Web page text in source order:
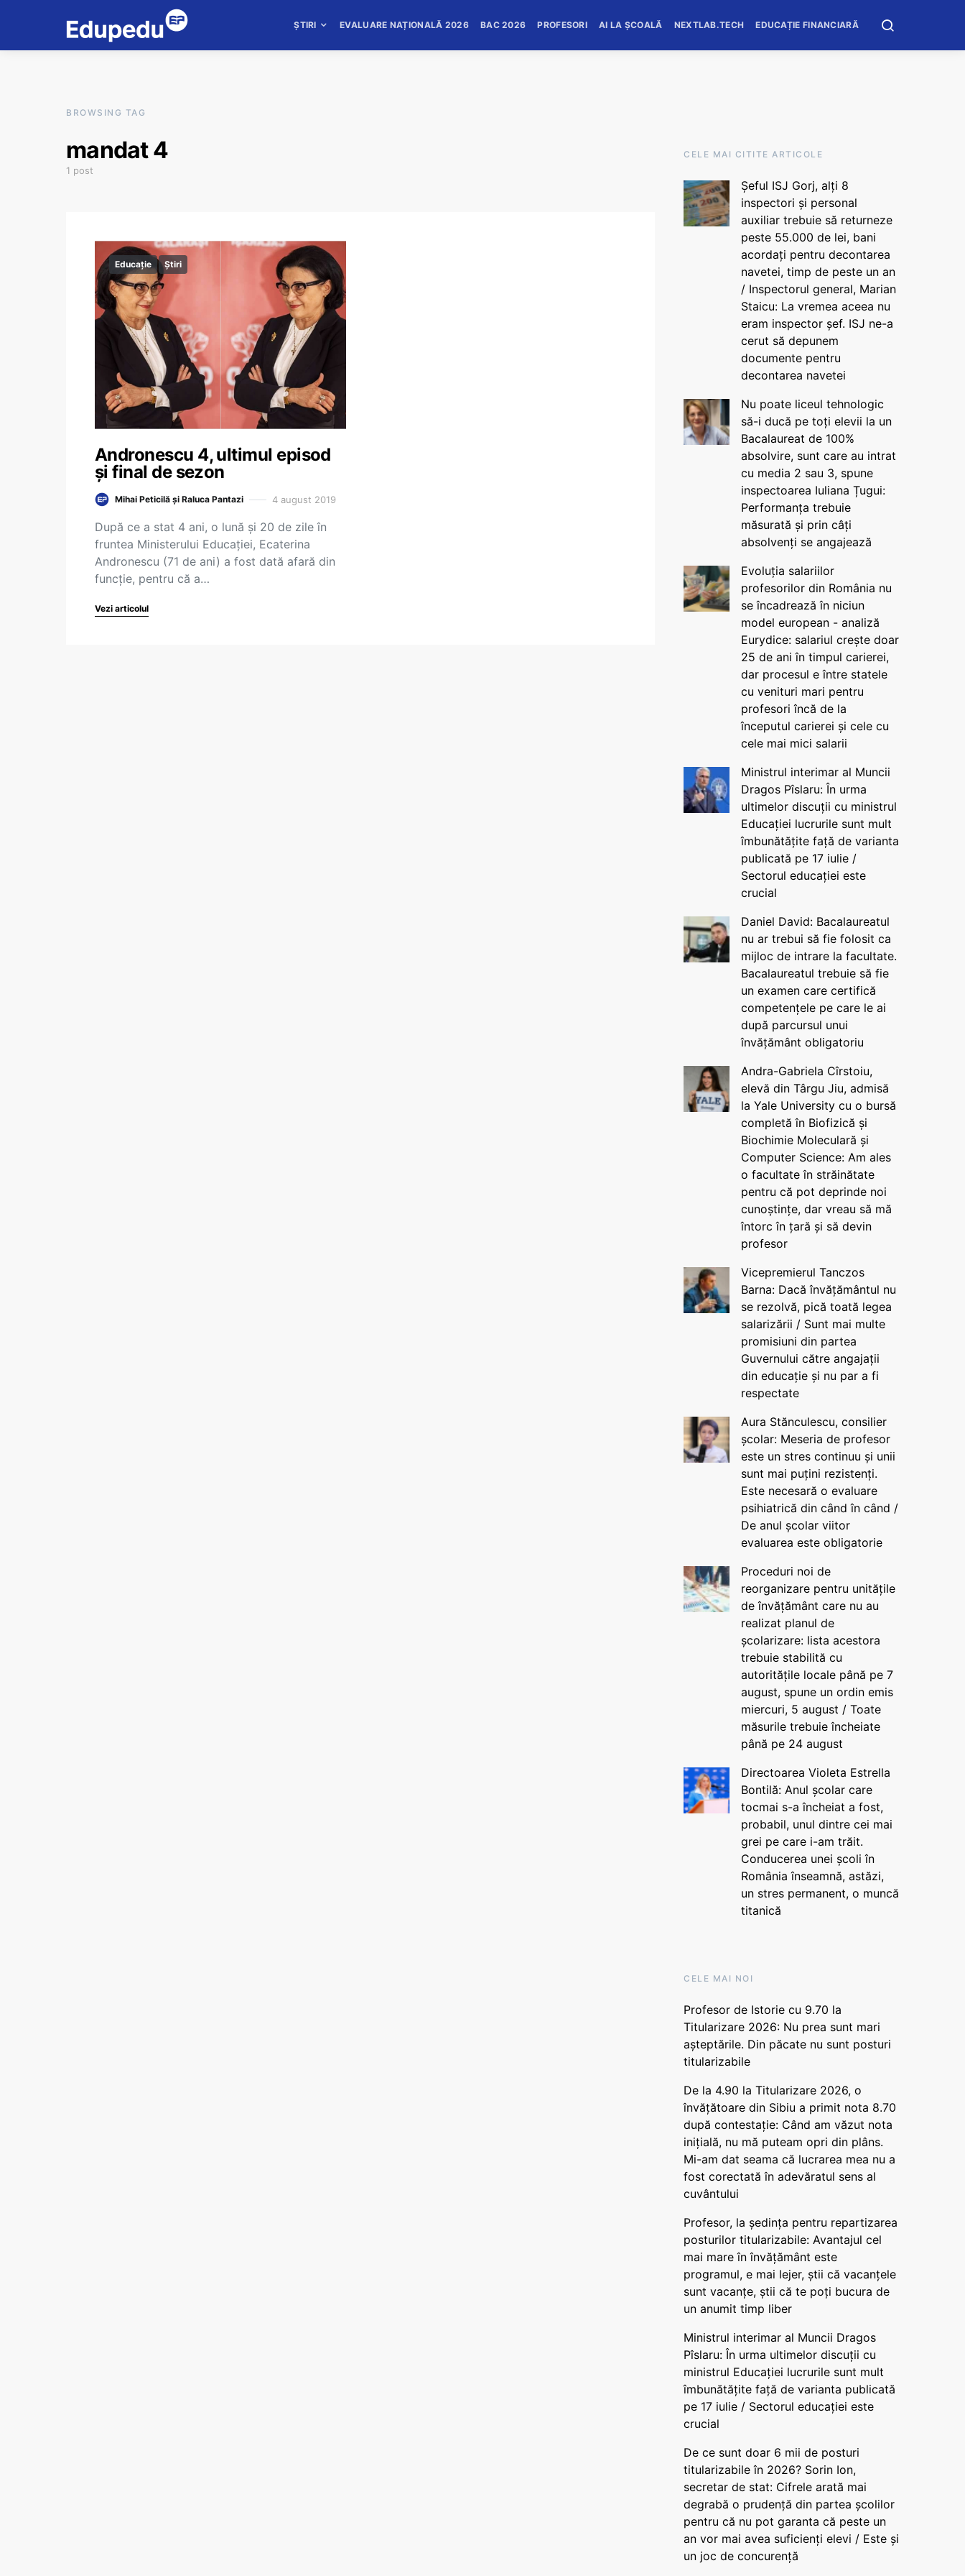
ȘTIRI EVALUARE NAȚIONALĂ 2026 BAC 2026 PROFESORI AI LA ȘCOALĂ NEXTLAB.TECH EDUCAȚIE FINANCIARĂ
BROWSING TAG
mandat 4
1 post
Educație Știri
Andronescu 4, ultimul episod
și final de sezon
Mihai Peticilă și Raluca Pantazi 4 august 2019
După ce a stat 4 ani, o lună și 20 de zile în
fruntea Ministerului Educației, Ecaterina
Andronescu (71 de ani) a fost dată afară din
funcție, pentru că a…
Vezi articolul
CELE MAI CITITE ARTICOLE
Șeful ISJ Gorj, alți 8
inspectori și personal
auxiliar trebuie să returneze
peste 55.000 de lei, bani
acordați pentru decontarea
navetei, timp de peste un an
/ Inspectorul general, Marian
Staicu: La vremea aceea nu
eram inspector șef. ISJ ne-a
cerut să depunem
documente pentru
decontarea navetei
Nu poate liceul tehnologic
să-i ducă pe toți elevii la un
Bacalaureat de 100%
absolvire, sunt care au intrat
cu media 2 sau 3, spune
inspectoarea Iuliana Țugui:
Performanța trebuie
măsurată și prin câți
absolvenți se angajează
Evoluția salariilor
profesorilor din România nu
se încadrează în niciun
model european - analiză
Eurydice: salariul crește doar
25 de ani în timpul carierei,
dar procesul e între statele
cu venituri mari pentru
profesori încă de la
începutul carierei și cele cu
cele mai mici salarii
Ministrul interimar al Muncii
Dragos Pîslaru: În urma
ultimelor discuții cu ministrul
Educației lucrurile sunt mult
îmbunătățite față de varianta
publicată pe 17 iulie /
Sectorul educației este
crucial
Daniel David: Bacalaureatul
nu ar trebui să fie folosit ca
mijloc de intrare la facultate.
Bacalaureatul trebuie să fie
un examen care certifică
competențele pe care le ai
după parcursul unui
învățământ obligatoriu
Andra-Gabriela Cîrstoiu,
elevă din Târgu Jiu, admisă
la Yale University cu o bursă
completă în Biofizică și
Biochimie Moleculară și
Computer Science: Am ales
o facultate în străinătate
pentru că pot deprinde noi
cunoștințe, dar vreau să mă
întorc în țară și să devin
profesor
Vicepremierul Tanczos
Barna: Dacă învățământul nu
se rezolvă, pică toată legea
salarizării / Sunt mai multe
promisiuni din partea
Guvernului către angajații
din educație și nu par a fi
respectate
Aura Stănculescu, consilier
școlar: Meseria de profesor
este un stres continuu și unii
sunt mai puțini rezistenți.
Este necesară o evaluare
psihiatrică din când în când /
De anul școlar viitor
evaluarea este obligatorie
Proceduri noi de
reorganizare pentru unitățile
de învățământ care nu au
realizat planul de
școlarizare: lista acestora
trebuie stabilită cu
autoritățile locale până pe 7
august, spune un ordin emis
miercuri, 5 august / Toate
măsurile trebuie încheiate
până pe 24 august
Directoarea Violeta Estrella
Bontilă: Anul școlar care
tocmai s-a încheiat a fost,
probabil, unul dintre cei mai
grei pe care i-am trăit.
Conducerea unei școli în
România înseamnă, astăzi,
un stres permanent, o muncă
titanică
CELE MAI NOI
Profesor de Istorie cu 9.70 la
Titularizare 2026: Nu prea sunt mari
așteptările. Din păcate nu sunt posturi
titularizabile
De la 4.90 la Titularizare 2026, o
învățătoare din Sibiu a primit nota 8.70
după contestație: Când am văzut nota
inițială, nu mă puteam opri din plâns.
Mi-am dat seama că lucrarea mea nu a
fost corectată în adevăratul sens al
cuvântului
Profesor, la ședința pentru repartizarea
posturilor titularizabile: Avantajul cel
mai mare în învățământ este
programul, e mai lejer, știi că vacanțele
sunt vacanţe, știi că te poți bucura de
un anumit timp liber
Ministrul interimar al Muncii Dragos
Pîslaru: În urma ultimelor discuții cu
ministrul Educației lucrurile sunt mult
îmbunătățite față de varianta publicată
pe 17 iulie / Sectorul educației este
crucial
De ce sunt doar 6 mii de posturi
titularizabile în 2026? Sorin Ion,
secretar de stat: Cifrele arată mai
degrabă o prudență din partea școlilor
pentru că nu pot garanta că peste un
an vor mai avea suficienți elevi / Este și
un joc de concurență